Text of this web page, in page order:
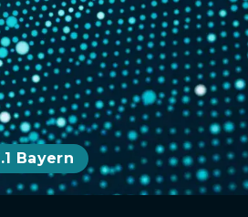
Bayern